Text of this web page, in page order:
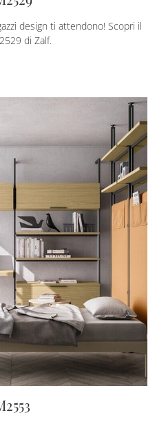
design ti attendono! Scopri il
di Zalf.